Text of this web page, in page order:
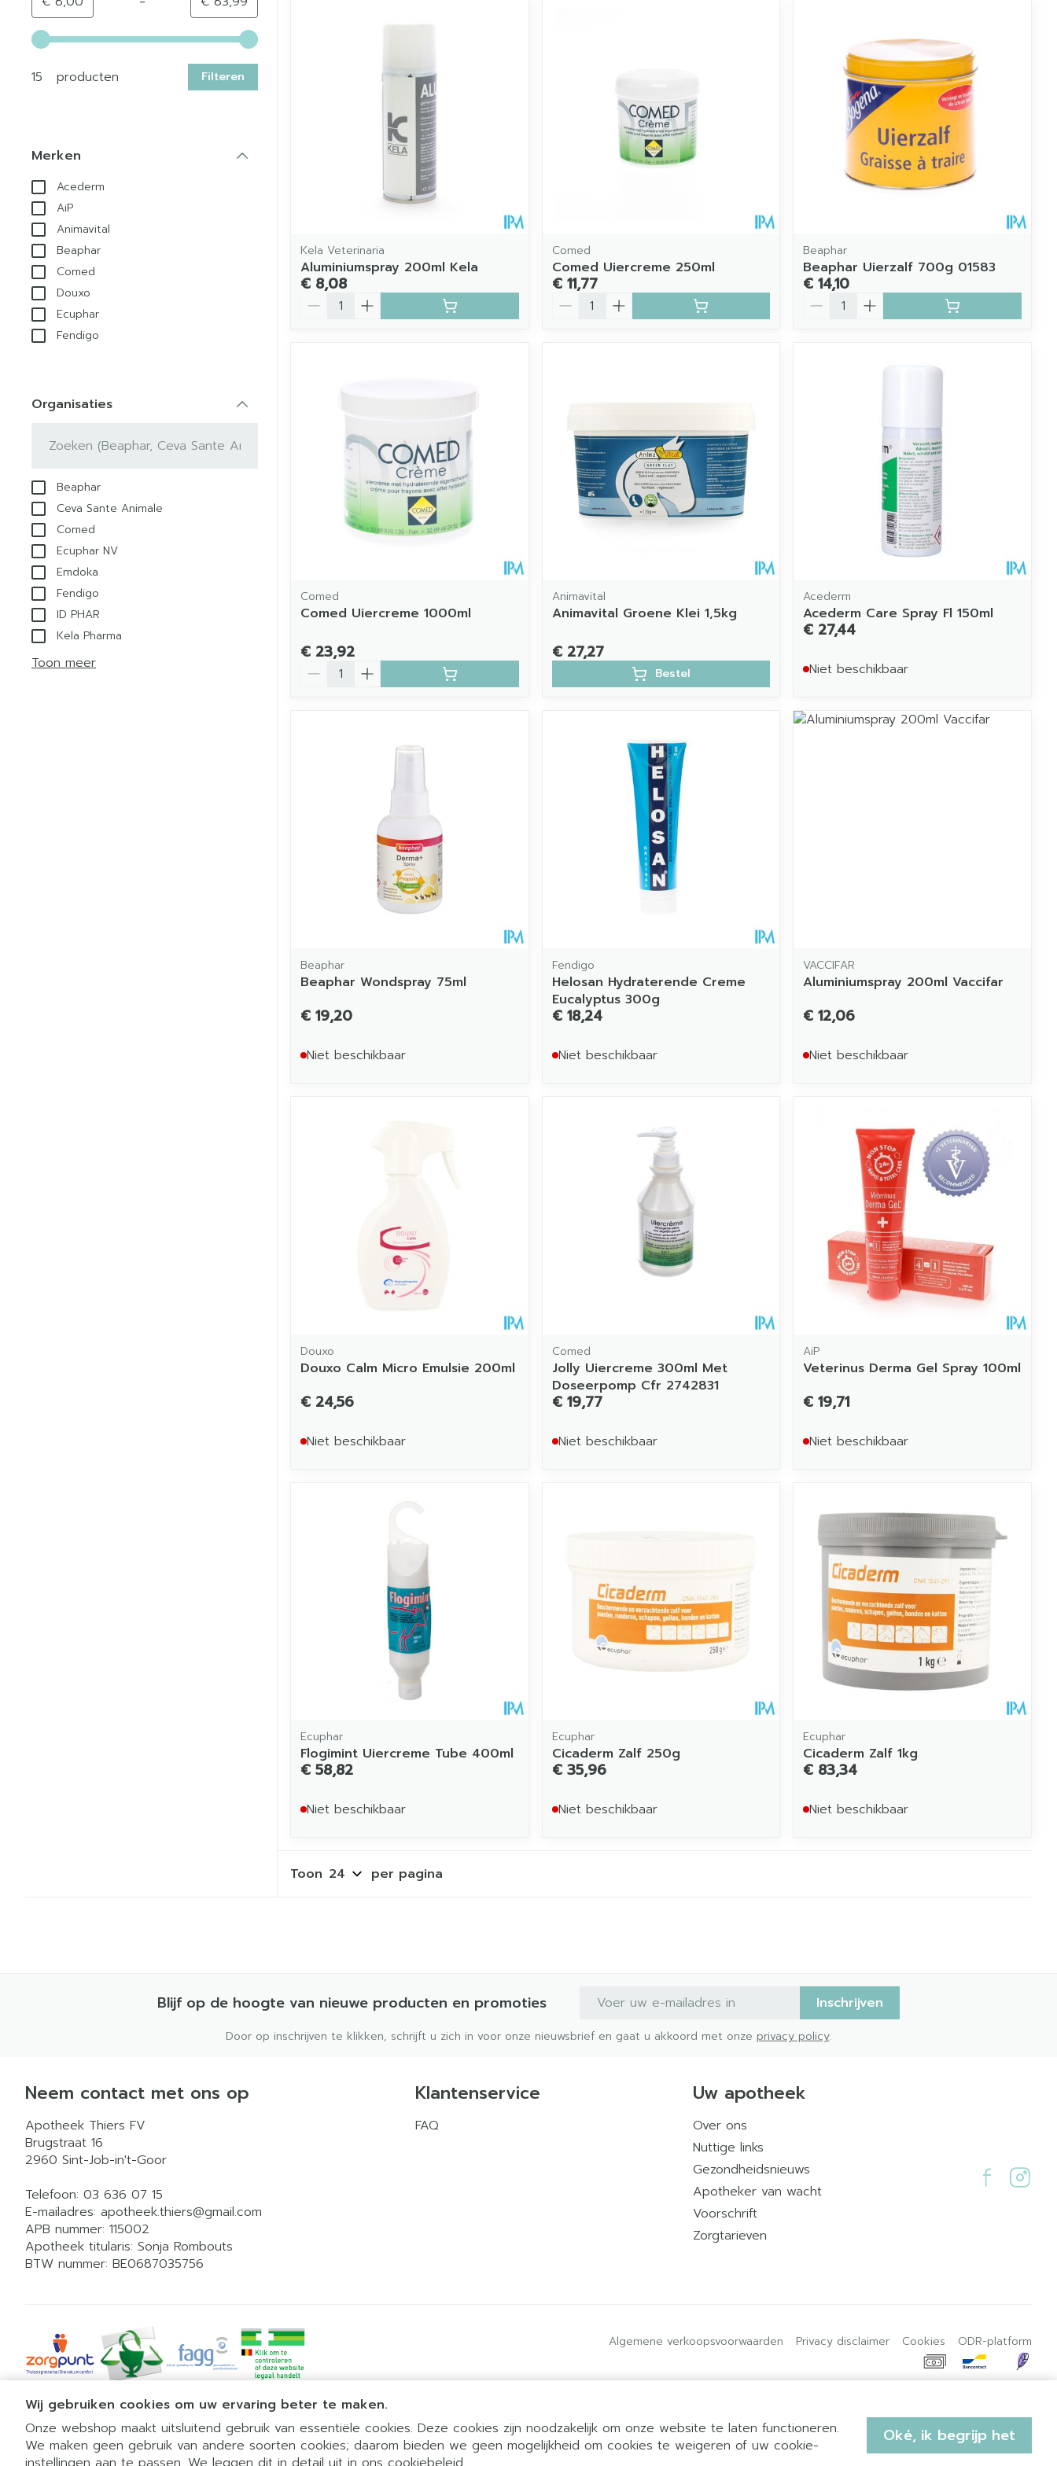
Wij gebruiken cookies om uw ervaring beter te maken.
Onze webshop maakt uitsluitend gebruik van essentiële cookies. Deze cookies zijn noodzakelijk om onze website te laten functioneren.
We maken geen gebruik van andere soorten cookies; daarom bieden we geen mogelijkheid om cookies te weigeren of uw cookie-
Oké, ik begrijp het
Gebruik de pijltjestoetsen links en rechts om de minimale en maximale prijswaarden aan te passen.
15 producten
Filteren
Merken
Acederm
AiP
Animavital
Beaphar
Comed
Douxo
Ecuphar
Fendigo
Organisaties
Beaphar
Ceva Sante Animale
Comed
Ecuphar NV
Emdoka
Fendigo
ID PHAR
Kela Pharma
Toon meer
Kela Veterinaria
Aluminiumspray 200ml Kela
€ 8,08
Aantal
Comed
Comed Uiercreme 250ml
€ 11,77
Aantal
Beaphar
Beaphar Uierzalf 700g 01583
€ 14,10
Aantal
Comed
Comed Uiercreme 1000ml
€ 23,92
Aantal
Animavital
Animavital Groene Klei 1,5kg
€ 27,27
Bestel
Acederm
Acederm Care Spray Fl 150ml
€ 27,44
Niet beschikbaar
Beaphar
Beaphar Wondspray 75ml
€ 19,20
Niet beschikbaar
Fendigo
Helosan Hydraterende Creme
Eucalyptus 300g
€ 18,24
Niet beschikbaar
VACCIFAR
Aluminiumspray 200ml Vaccifar
€ 12,06
Niet beschikbaar
Douxo
Douxo Calm Micro Emulsie 200ml
€ 24,56
Niet beschikbaar
Comed
Jolly Uiercreme 300ml Met
Doseerpomp Cfr 2742831
€ 19,77
Niet beschikbaar
AiP
Veterinus Derma Gel Spray 100ml
€ 19,71
Niet beschikbaar
Ecuphar
Flogimint Uiercreme Tube 400ml
€ 58,82
Niet beschikbaar
Ecuphar
Cicaderm Zalf 250g
€ 35,96
Niet beschikbaar
Ecuphar
Cicaderm Zalf 1kg
€ 83,34
Niet beschikbaar
Toon per pagina
Blijf op de hoogte van nieuwe producten en promoties E-mail adres Inschrijven
Door op inschrijven te klikken, schrijft u zich in voor onze nieuwsbrief en gaat u akkoord met onze privacy policy.
Neem contact met ons op
Apotheek Thiers FV
Brugstraat 16
2960 Sint-Job-in't-Goor
Telefoon: 03 636 07 15
E-mailadres: apotheek.thiers@gmail.com
APB nummer: 115002
Apotheek titularis: Sonja Rombouts
BTW nummer: BE0687035756
Klantenservice
FAQ
Uw apotheek
Over ons
Nuttige links
Gezondheidsnieuws
Apotheker van wacht
Voorschrift
Zorgtarieven
Algemene verkoopsvoorwaarden Privacy disclaimer Cookies ODR-platform